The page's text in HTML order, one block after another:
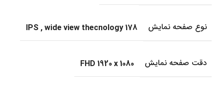
نوع صفحه نمایش IPS ,wide view thecnology 178
دقت صفحه نمایش FHD 1920 x 1080